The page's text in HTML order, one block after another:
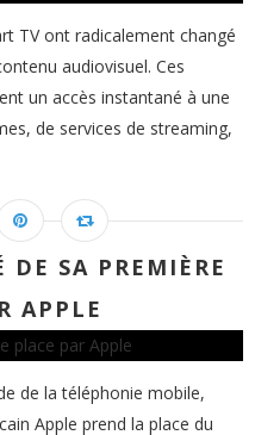
TV ont radicalement changé
audiovisuel. Ces
un accès instantané à une
de services de streaming,
DE SA PREMIÈRE
APPLE
de la téléphonie mobile,
Apple prend la place du